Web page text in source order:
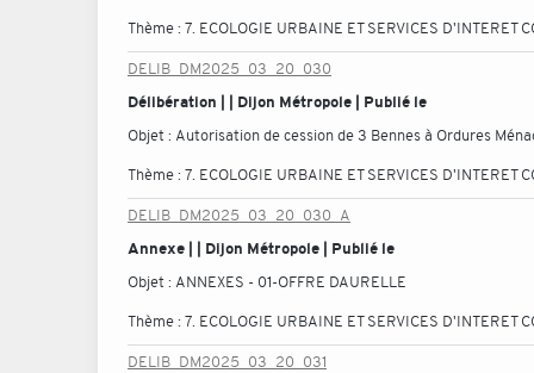
Thème :7. ECOLOGIE URBAINE ET SERVICES D'INTERET
DELIB_DM2025_03_20_030
Délibération | | Dijon Métropole | Publié le
Objet : Autorisation de cession de 3 Bennes à Ordures
Thème :7. ECOLOGIE URBAINE ET SERVICES D'INTERET
DELIB_DM2025_03_20_030_A
Annexe | | Dijon Métropole | Publié le
Objet : ANNEXES - 01-OFFRE DAURELLE
Thème :7. ECOLOGIE URBAINE ET SERVICES D'INTERET
DELIB_DM2025_03_20_031